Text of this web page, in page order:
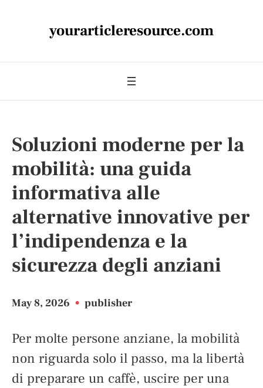
yourarticleresource.com
Soluzioni moderne per la
mobilità: una guida
informativa alle
alternative innovative per
l’indipendenza e la
sicurezza degli anziani
May 8, 2026 • publisher
Per molte persone anziane, la mobilità
non riguarda solo il passo, ma la libertà
di preparare un caffè, uscire per una